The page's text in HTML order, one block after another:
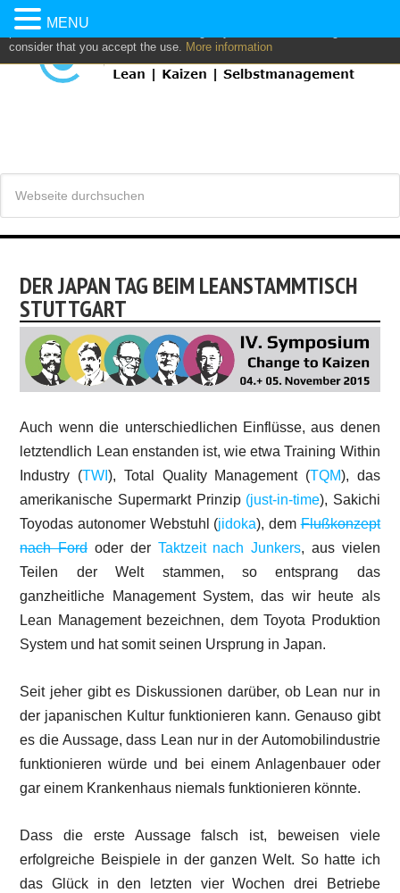
This website uses own and/or third parties cookies to: analyze,
personalize content and/or advertising. If you continue browsing, we
consider that you accept the use. More information
DER JAPAN TAG BEIM LEANSTAMMTISCH
STUTTGART
Auch wenn die unterschiedlichen Einflüsse, aus denen
letztendlich Lean enstanden ist, wie etwa Training Within
Industry (TWI), Total Quality Management (TQM), das
amerikanische Supermarkt Prinzip (just-in-time), Sakichi
Toyodas autonomer Webstuhl (jidoka), demFlußkonzept
nach Fordoder der Taktzeit nach Junkers, aus vielen
Teilen der Welt stammen, so entsprang das
ganzheitliche Management System, das wir heute als
Lean Management bezeichnen, dem Toyota Produktion
System und hat somit seinen Ursprung in Japan.
Seit jeher gibt es Diskussionen darüber, ob Lean nur in
der japanischen Kultur funktionieren kann. Genauso gibt
es die Aussage, dass Lean nur in der Automobilindustrie
funktionieren würde und bei einem Anlagenbauer oder
gar einem Krankenhaus niemals funktionieren könnte.
Dass die erste Aussage falsch ist, beweisen viele
erfolgreiche Beispiele in der ganzen Welt. So hatte ich
das Glück in den letzten vier Wochen drei Betriebe
MENU